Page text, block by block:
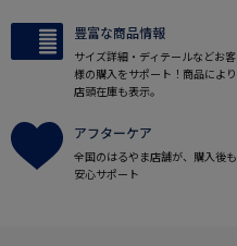
豊富な商品情報
サイズ詳細・ディテールなどお客
様の購入をサポート！商品により
店頭在庫も表示。
アフターケア
全国のはるやま店舗が、購入後も
安心サポート